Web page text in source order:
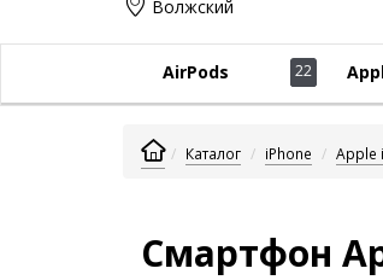
Волжский
22
AirPods
Каталог iPhone Apple
Смартфон